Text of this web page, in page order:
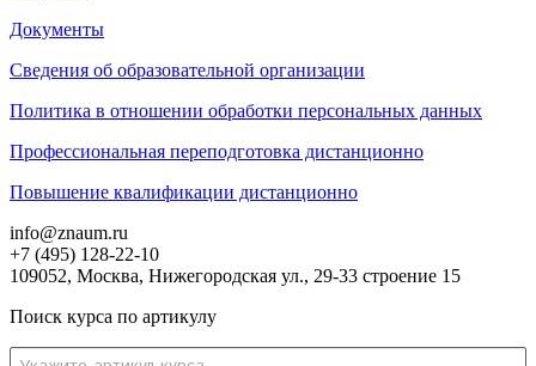
Документы
Сведения об образовательной организации
Политика в отношении обработки персональных данных
Профессиональная переподготовка дистанционно
Повышение квалификации дистанционно
info@znaum.ru
+7 (495) 128-22-10
109052, Москва, Нижегородская ул., 29-33 строение 15
Поиск курса по артикулу